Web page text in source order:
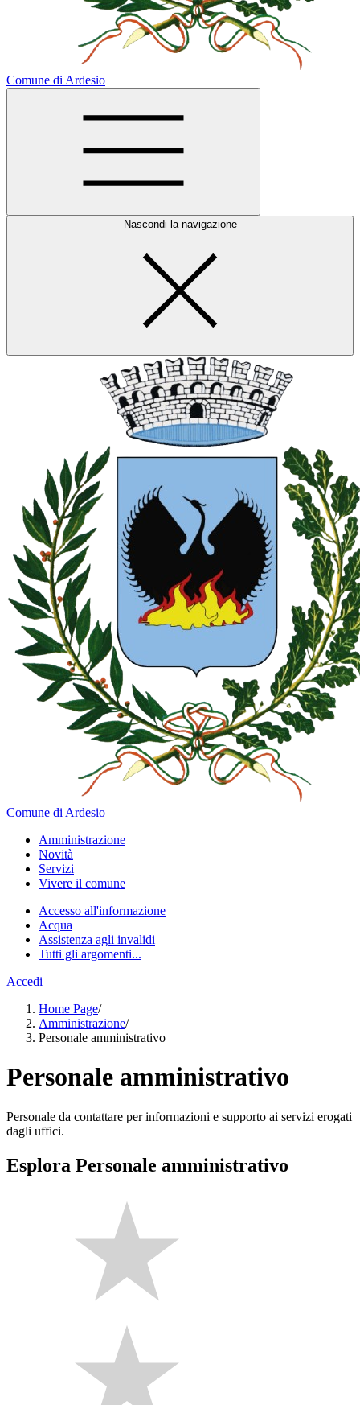
Comune di Ardesio
Nascondi la navigazione
Comune di Ardesio
Amministrazione
Novità
Servizi
Vivere il comune
Accesso all'informazione
Acqua
Assistenza agli invalidi
Tutti gli argomenti...
Accedi
Home Page/
Amministrazione/
Personale amministrativo
Personale amministrativo
Personale da contattare per informazioni e supporto ai servizi erogati
dagli uffici.
Esplora Personale amministrativo